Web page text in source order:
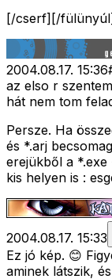
[/cserf][/fülünyúl]
2004.08.17. 15:36
az elso r
hát nem tom
Persze. Ha
és *.arj
erejükből a
kis helyen is :
2004.08.17. 15:33
Ez jó kép. 😊
aminek látszik,